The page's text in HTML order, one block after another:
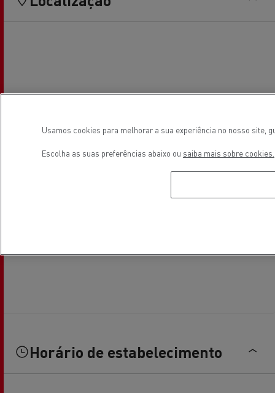
Horário de estabelecimento
Usamos cookies para melhorar a sua experiência no nosso site,
Escolha as suas preferências abaixo ou saiba mais sobre cookies.